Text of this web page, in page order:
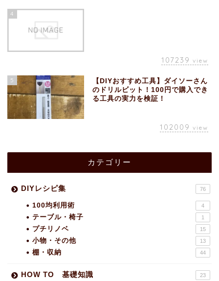
4
107239 view
5
【DIYおすすめ工具】ダイソーさん
のドリルビット！100円で購入でき
る工具の実力を検証！
102009 view
カテゴリー
DIYレシピ集 76
100均利用術 4
テーブル・椅子 1
プチリノベ 15
小物・その他 13
棚・収納 44
HOW TO 基礎知識 23